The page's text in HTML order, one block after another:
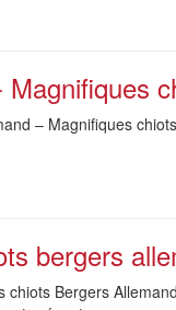
– Magnifiques
bergers
chiots Bergers